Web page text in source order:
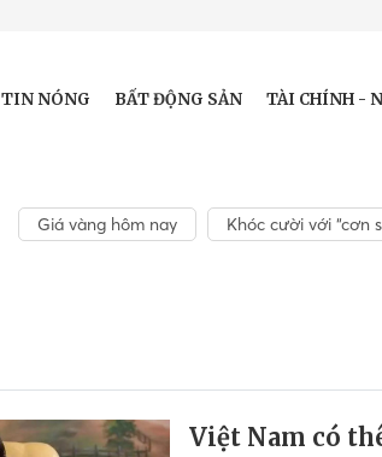
TIN NÓNG BẤT ĐỘNG SẢN TÀI CHÍNH -
Giá vàng hôm nay Khóc cười với “cơn
Việt Nam có